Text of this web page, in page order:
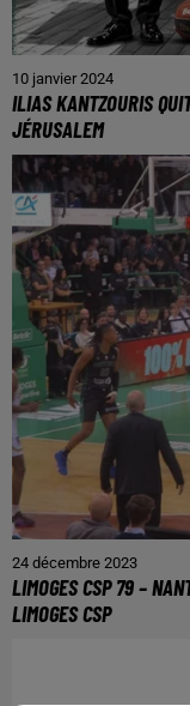
10 janvier 2024
ILIAS KANTZOURIS
JÉRUSALEM
24 décembre 2023
LIMOGES CSP 79 –
LIMOGES CSP